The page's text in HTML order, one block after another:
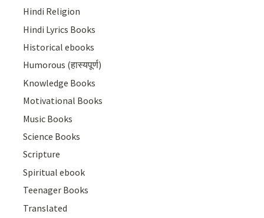
Hindi Religion
Hindi Lyrics Books
Historical ebooks
Humorous (हास्यपूर्ण)
Knowledge Books
Motivational Books
Music Books
Science Books
Scripture
Spiritual ebook
Teenager Books
Translated